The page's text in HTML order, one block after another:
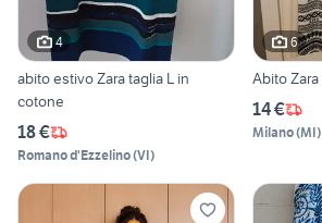
4
abito estivo Zara taglia L in
cotone
18 €
Romano d'Ezzelino(VI)
6
Abito Zara
14 €
Milano(MI)